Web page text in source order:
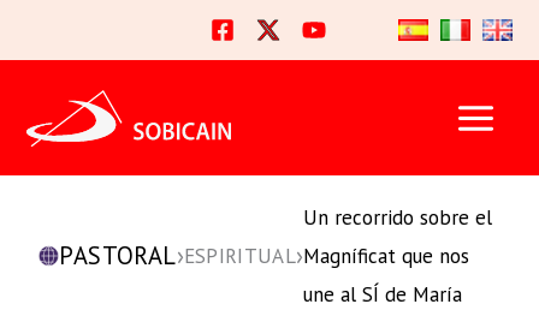
al
contenido
PASTORAL›ESPIRITUAL›
Un recorrido sobre el
Magníficat que nos
une al SÍ de María